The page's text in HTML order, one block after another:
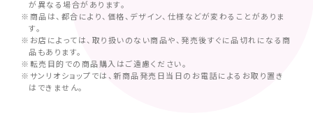
が異なる場合があります。
※商品は、都合により、価格、デザイン、仕様などが変わることがありま
す。
※お店によっては、取り扱いのない商品や、発売後すぐに品切れになる商
品もあります。
※転売目的での商品購入はご遠慮ください。
※サンリオショップでは、新商品発売日当日のお電話によるお取り置き
はできません。